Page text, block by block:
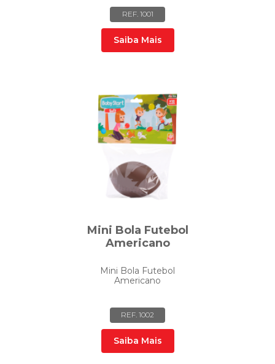
REF. 1001
Saiba Mais
Mini Bola Futebol
Americano
Mini Bola Futebol
Americano
REF. 1002
Saiba Mais